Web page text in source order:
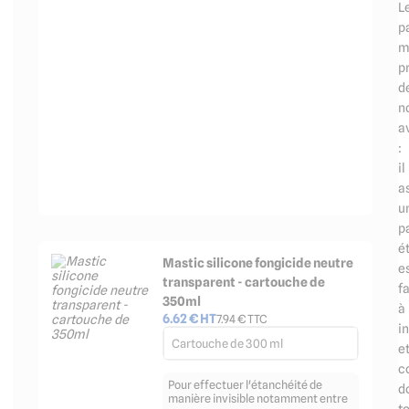
Mastic silicone fongicide neutre
transparent - cartouche de
350ml
6.62€ HT7.94€ TTC
Cartouche de 300 ml
Pour effectuer l'étanchéité de
manière invisible notamment entre
:
il
à
et